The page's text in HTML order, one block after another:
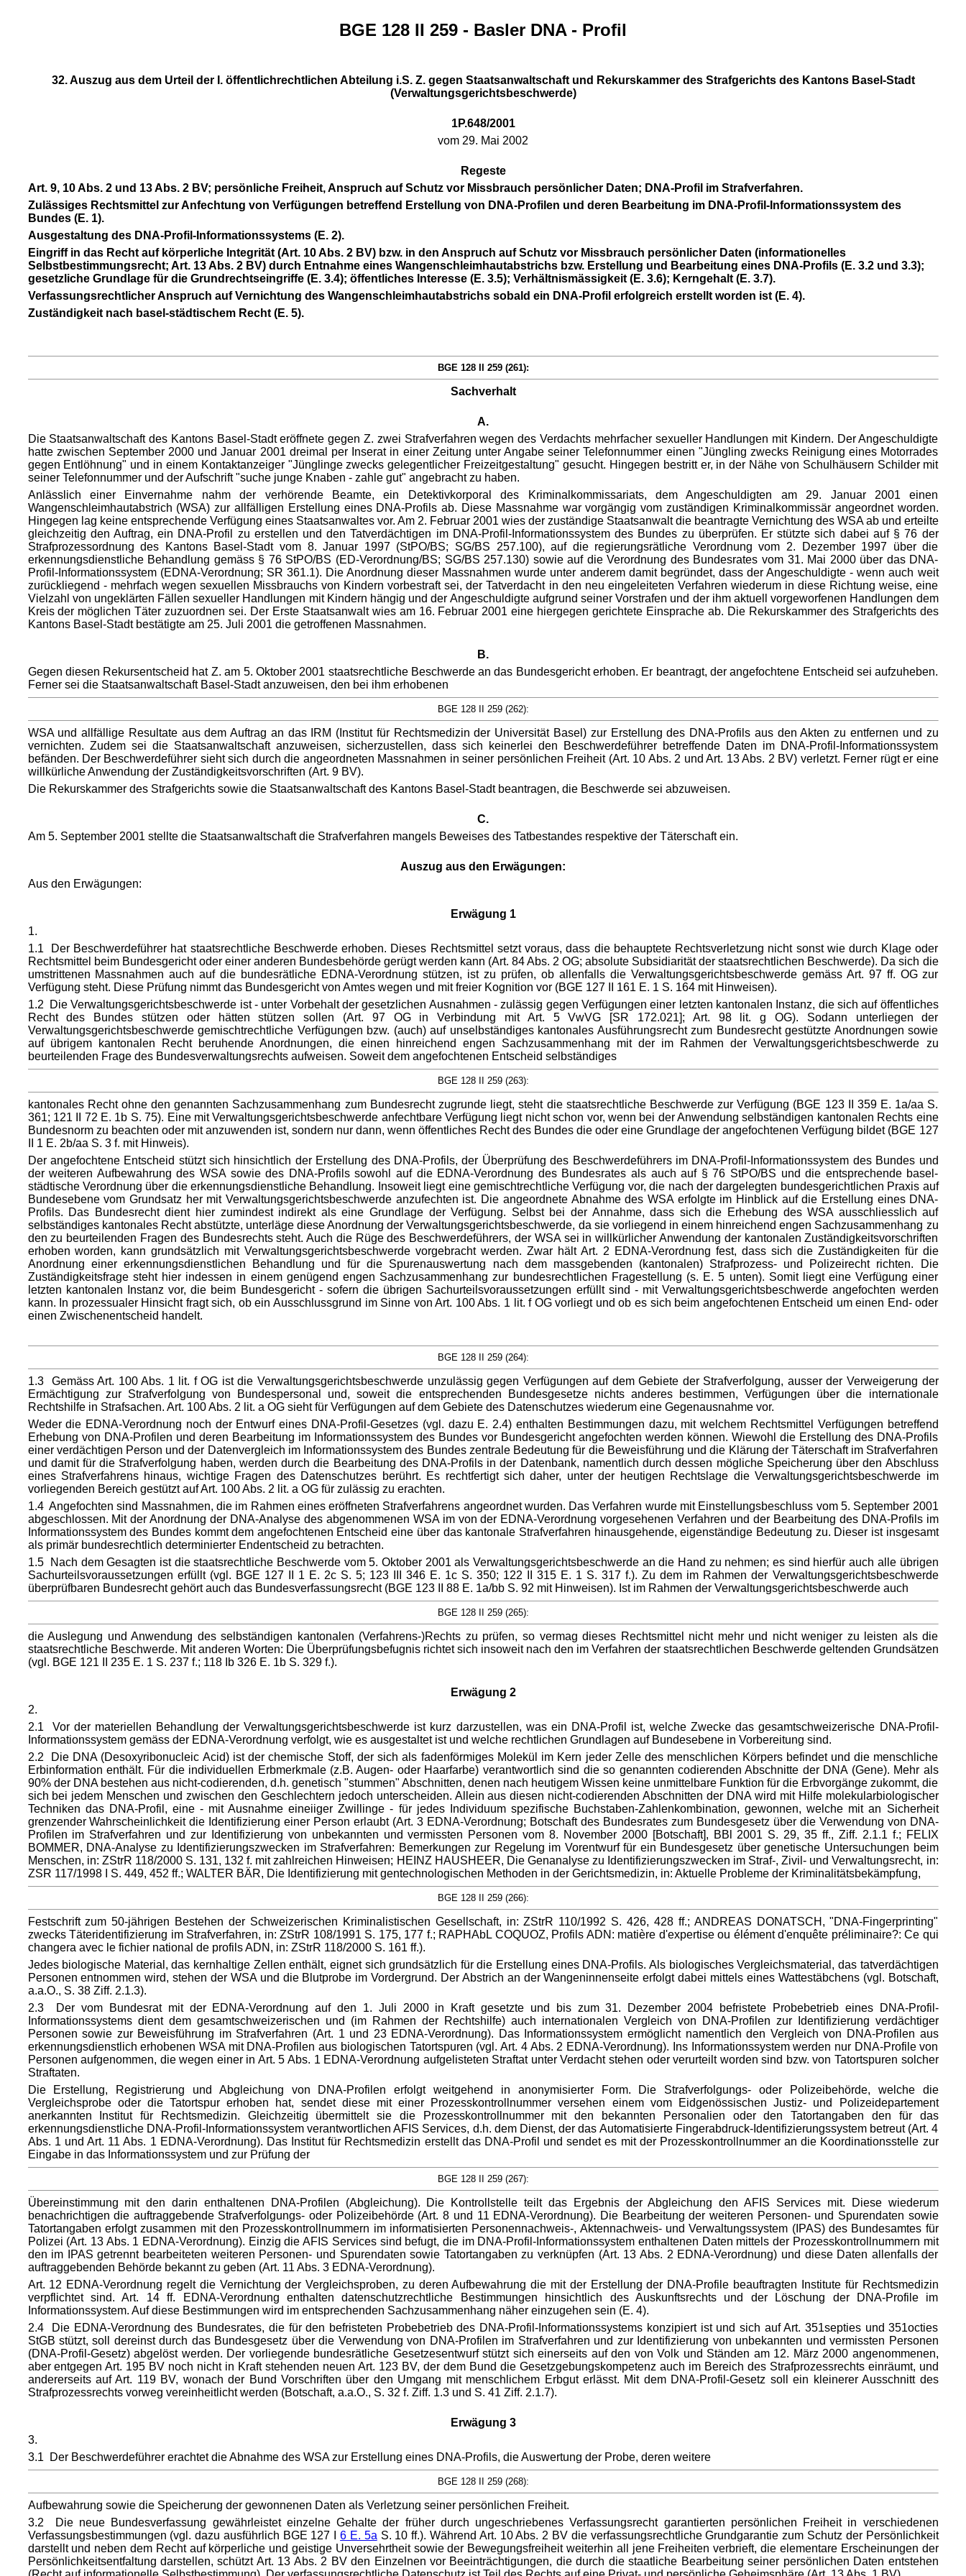
BGE 128 II 259 - Basler DNA - Profil
32. Auszug aus dem Urteil der I. öffentlichrechtlichen Abteilung i.S. Z. gegen Staatsanwaltschaft und Rekurskammer des Strafgerichts des Kantons Basel-Stadt
(Verwaltungsgerichtsbeschwerde)
1P.648/2001
vom 29. Mai 2002
Regeste
Art. 9, 10 Abs. 2 und 13 Abs. 2 BV; persönliche Freiheit, Anspruch auf Schutz vor Missbrauch persönlicher Daten; DNA-Profil im Strafverfahren.
Zulässiges Rechtsmittel zur Anfechtung von Verfügungen betreffend Erstellung von DNA-Profilen und deren Bearbeitung im DNA-Profil-Informationssystem des
Bundes (E. 1).
Ausgestaltung des DNA-Profil-Informationssystems (E. 2).
Eingriff in das Recht auf körperliche Integrität (Art. 10 Abs. 2 BV) bzw. in den Anspruch auf Schutz vor Missbrauch persönlicher Daten (informationelles
Selbstbestimmungsrecht; Art. 13 Abs. 2 BV) durch Entnahme eines Wangenschleimhautabstrichs bzw. Erstellung und Bearbeitung eines DNA-Profils (E. 3.2 und 3.3);
gesetzliche Grundlage für die Grundrechtseingriffe (E. 3.4); öffentliches Interesse (E. 3.5); Verhältnismässigkeit (E. 3.6); Kerngehalt (E. 3.7).
Verfassungsrechtlicher Anspruch auf Vernichtung des Wangenschleimhautabstrichs sobald ein DNA-Profil erfolgreich erstellt worden ist (E. 4).
Zuständigkeit nach basel-städtischem Recht (E. 5).
BGE 128 II 259 (261):
Sachverhalt
A.
Die Staatsanwaltschaft des Kantons Basel-Stadt eröffnete gegen Z. zwei Strafverfahren wegen des Verdachts mehrfacher sexueller Handlungen mit Kindern. Der Angeschuldigte
hatte zwischen September 2000 und Januar 2001 dreimal per Inserat in einer Zeitung unter Angabe seiner Telefonnummer einen "Jüngling zwecks Reinigung eines Motorrades
gegen Entlöhnung" und in einem Kontaktanzeiger "Jünglinge zwecks gelegentlicher Freizeitgestaltung" gesucht. Hingegen bestritt er, in der Nähe von Schulhäusern Schilder mit
seiner Telefonnummer und der Aufschrift "suche junge Knaben - zahle gut" angebracht zu haben.
Anlässlich einer Einvernahme nahm der verhörende Beamte, ein Detektivkorporal des Kriminalkommissariats, dem Angeschuldigten am 29. Januar 2001 einen
Wangenschleimhautabstrich (WSA) zur allfälligen Erstellung eines DNA-Profils ab. Diese Massnahme war vorgängig vom zuständigen Kriminalkommissär angeordnet worden.
Hingegen lag keine entsprechende Verfügung eines Staatsanwaltes vor. Am 2. Februar 2001 wies der zuständige Staatsanwalt die beantragte Vernichtung des WSA ab und erteilte
gleichzeitig den Auftrag, ein DNA-Profil zu erstellen und den Tatverdächtigen im DNA-Profil-Informationssystem des Bundes zu überprüfen. Er stützte sich dabei auf § 76 der
Strafprozessordnung des Kantons Basel-Stadt vom 8. Januar 1997 (StPO/BS; SG/BS 257.100), auf die regierungsrätliche Verordnung vom 2. Dezember 1997 über die
erkennungsdienstliche Behandlung gemäss § 76 StPO/BS (ED-Verordnung/BS; SG/BS 257.130) sowie auf die Verordnung des Bundesrates vom 31. Mai 2000 über das DNA-
Profil-Informationssystem (EDNA-Verordnung; SR 361.1). Die Anordnung dieser Massnahmen wurde unter anderem damit begründet, dass der Angeschuldigte - wenn auch weit
zurückliegend - mehrfach wegen sexuellen Missbrauchs von Kindern vorbestraft sei, der Tatverdacht in den neu eingeleiteten Verfahren wiederum in diese Richtung weise, eine
Vielzahl von ungeklärten Fällen sexueller Handlungen mit Kindern hängig und der Angeschuldigte aufgrund seiner Vorstrafen und der ihm aktuell vorgeworfenen Handlungen dem
Kreis der möglichen Täter zuzuordnen sei. Der Erste Staatsanwalt wies am 16. Februar 2001 eine hiergegen gerichtete Einsprache ab. Die Rekurskammer des Strafgerichts des
Kantons Basel-Stadt bestätigte am 25. Juli 2001 die getroffenen Massnahmen.
B.
Gegen diesen Rekursentscheid hat Z. am 5. Oktober 2001 staatsrechtliche Beschwerde an das Bundesgericht erhoben. Er beantragt, der angefochtene Entscheid sei aufzuheben.
Ferner sei die Staatsanwaltschaft Basel-Stadt anzuweisen, den bei ihm erhobenen
BGE 128 II 259 (262):
WSA und allfällige Resultate aus dem Auftrag an das IRM (Institut für Rechtsmedizin der Universität Basel) zur Erstellung des DNA-Profils aus den Akten zu entfernen und zu
vernichten. Zudem sei die Staatsanwaltschaft anzuweisen, sicherzustellen, dass sich keinerlei den Beschwerdeführer betreffende Daten im DNA-Profil-Informationssystem
befänden. Der Beschwerdeführer sieht sich durch die angeordneten Massnahmen in seiner persönlichen Freiheit (Art. 10 Abs. 2 und Art. 13 Abs. 2 BV) verletzt. Ferner rügt er eine
willkürliche Anwendung der Zuständigkeitsvorschriften (Art. 9 BV).
Die Rekurskammer des Strafgerichts sowie die Staatsanwaltschaft des Kantons Basel-Stadt beantragen, die Beschwerde sei abzuweisen.
C.
Am 5. September 2001 stellte die Staatsanwaltschaft die Strafverfahren mangels Beweises des Tatbestandes respektive der Täterschaft ein.
Auszug aus den Erwägungen:
Aus den Erwägungen:
Erwägung 1
1.
1.1 Der Beschwerdeführer hat staatsrechtliche Beschwerde erhoben. Dieses Rechtsmittel setzt voraus, dass die behauptete Rechtsverletzung nicht sonst wie durch Klage oder
Rechtsmittel beim Bundesgericht oder einer anderen Bundesbehörde gerügt werden kann (Art. 84 Abs. 2 OG; absolute Subsidiarität der staatsrechtlichen Beschwerde). Da sich die
umstrittenen Massnahmen auch auf die bundesrätliche EDNA-Verordnung stützen, ist zu prüfen, ob allenfalls die Verwaltungsgerichtsbeschwerde gemäss Art. 97 ff. OG zur
Verfügung steht. Diese Prüfung nimmt das Bundesgericht von Amtes wegen und mit freier Kognition vor (BGE 127 II 161 E. 1 S. 164 mit Hinweisen).
1.2 Die Verwaltungsgerichtsbeschwerde ist - unter Vorbehalt der gesetzlichen Ausnahmen - zulässig gegen Verfügungen einer letzten kantonalen Instanz, die sich auf öffentliches
Recht des Bundes stützen oder hätten stützen sollen (Art. 97 OG in Verbindung mit Art. 5 VwVG [SR 172.021]; Art. 98 lit. g OG). Sodann unterliegen der
Verwaltungsgerichtsbeschwerde gemischtrechtliche Verfügungen bzw. (auch) auf unselbständiges kantonales Ausführungsrecht zum Bundesrecht gestützte Anordnungen sowie
auf übrigem kantonalen Recht beruhende Anordnungen, die einen hinreichend engen Sachzusammenhang mit der im Rahmen der Verwaltungsgerichtsbeschwerde zu
beurteilenden Frage des Bundesverwaltungsrechts aufweisen. Soweit dem angefochtenen Entscheid selbständiges
BGE 128 II 259 (263):
kantonales Recht ohne den genannten Sachzusammenhang zum Bundesrecht zugrunde liegt, steht die staatsrechtliche Beschwerde zur Verfügung (BGE 123 II 359 E. 1a/aa S.
361; 121 II 72 E. 1b S. 75). Eine mit Verwaltungsgerichtsbeschwerde anfechtbare Verfügung liegt nicht schon vor, wenn bei der Anwendung selbständigen kantonalen Rechts eine
Bundesnorm zu beachten oder mit anzuwenden ist, sondern nur dann, wenn öffentliches Recht des Bundes die oder eine Grundlage der angefochtenen Verfügung bildet (BGE 127
II 1 E. 2b/aa S. 3 f. mit Hinweis).
Der angefochtene Entscheid stützt sich hinsichtlich der Erstellung des DNA-Profils, der Überprüfung des Beschwerdeführers im DNA-Profil-Informationssystem des Bundes und
der weiteren Aufbewahrung des WSA sowie des DNA-Profils sowohl auf die EDNA-Verordnung des Bundesrates als auch auf § 76 StPO/BS und die entsprechende basel-
städtische Verordnung über die erkennungsdienstliche Behandlung. Insoweit liegt eine gemischtrechtliche Verfügung vor, die nach der dargelegten bundesgerichtlichen Praxis auf
Bundesebene vom Grundsatz her mit Verwaltungsgerichtsbeschwerde anzufechten ist. Die angeordnete Abnahme des WSA erfolgte im Hinblick auf die Erstellung eines DNA-
Profils. Das Bundesrecht dient hier zumindest indirekt als eine Grundlage der Verfügung. Selbst bei der Annahme, dass sich die Erhebung des WSA ausschliesslich auf
selbständiges kantonales Recht abstützte, unterläge diese Anordnung der Verwaltungsgerichtsbeschwerde, da sie vorliegend in einem hinreichend engen Sachzusammenhang zu
den zu beurteilenden Fragen des Bundesrechts steht. Auch die Rüge des Beschwerdeführers, der WSA sei in willkürlicher Anwendung der kantonalen Zuständigkeitsvorschriften
erhoben worden, kann grundsätzlich mit Verwaltungsgerichtsbeschwerde vorgebracht werden. Zwar hält Art. 2 EDNA-Verordnung fest, dass sich die Zuständigkeiten für die
Anordnung einer erkennungsdienstlichen Behandlung und für die Spurenauswertung nach dem massgebenden (kantonalen) Strafprozess- und Polizeirecht richten. Die
Zuständigkeitsfrage steht hier indessen in einem genügend engen Sachzusammenhang zur bundesrechtlichen Fragestellung (s. E. 5 unten). Somit liegt eine Verfügung einer
letzten kantonalen Instanz vor, die beim Bundesgericht - sofern die übrigen Sachurteilsvoraussetzungen erfüllt sind - mit Verwaltungsgerichtsbeschwerde angefochten werden
kann. In prozessualer Hinsicht fragt sich, ob ein Ausschlussgrund im Sinne von Art. 100 Abs. 1 lit. f OG vorliegt und ob es sich beim angefochtenen Entscheid um einen End- oder
einen Zwischenentscheid handelt.
BGE 128 II 259 (264):
1.3 Gemäss Art. 100 Abs. 1 lit. f OG ist die Verwaltungsgerichtsbeschwerde unzulässig gegen Verfügungen auf dem Gebiete der Strafverfolgung, ausser der Verweigerung der
Ermächtigung zur Strafverfolgung von Bundespersonal und, soweit die entsprechenden Bundesgesetze nichts anderes bestimmen, Verfügungen über die internationale
Rechtshilfe in Strafsachen. Art. 100 Abs. 2 lit. a OG sieht für Verfügungen auf dem Gebiete des Datenschutzes wiederum eine Gegenausnahme vor.
Weder die EDNA-Verordnung noch der Entwurf eines DNA-Profil-Gesetzes (vgl. dazu E. 2.4) enthalten Bestimmungen dazu, mit welchem Rechtsmittel Verfügungen betreffend
Erhebung von DNA-Profilen und deren Bearbeitung im Informationssystem des Bundes vor Bundesgericht angefochten werden können. Wiewohl die Erstellung des DNA-Profils
einer verdächtigen Person und der Datenvergleich im Informationssystem des Bundes zentrale Bedeutung für die Beweisführung und die Klärung der Täterschaft im Strafverfahren
und damit für die Strafverfolgung haben, werden durch die Bearbeitung des DNA-Profils in der Datenbank, namentlich durch dessen mögliche Speicherung über den Abschluss
eines Strafverfahrens hinaus, wichtige Fragen des Datenschutzes berührt. Es rechtfertigt sich daher, unter der heutigen Rechtslage die Verwaltungsgerichtsbeschwerde im
vorliegenden Bereich gestützt auf Art. 100 Abs. 2 lit. a OG für zulässig zu erachten.
1.4 Angefochten sind Massnahmen, die im Rahmen eines eröffneten Strafverfahrens angeordnet wurden. Das Verfahren wurde mit Einstellungsbeschluss vom 5. September 2001
abgeschlossen. Mit der Anordnung der DNA-Analyse des abgenommenen WSA im von der EDNA-Verordnung vorgesehenen Verfahren und der Bearbeitung des DNA-Profils im
Informationssystem des Bundes kommt dem angefochtenen Entscheid eine über das kantonale Strafverfahren hinausgehende, eigenständige Bedeutung zu. Dieser ist insgesamt
als primär bundesrechtlich determinierter Endentscheid zu betrachten.
1.5 Nach dem Gesagten ist die staatsrechtliche Beschwerde vom 5. Oktober 2001 als Verwaltungsgerichtsbeschwerde an die Hand zu nehmen; es sind hierfür auch alle übrigen
Sachurteilsvoraussetzungen erfüllt (vgl. BGE 127 II 1 E. 2c S. 5; 123 III 346 E. 1c S. 350; 122 II 315 E. 1 S. 317 f.). Zu dem im Rahmen der Verwaltungsgerichtsbeschwerde
überprüfbaren Bundesrecht gehört auch das Bundesverfassungsrecht (BGE 123 II 88 E. 1a/bb S. 92 mit Hinweisen). Ist im Rahmen der Verwaltungsgerichtsbeschwerde auch
BGE 128 II 259 (265):
die Auslegung und Anwendung des selbständigen kantonalen (Verfahrens-)Rechts zu prüfen, so vermag dieses Rechtsmittel nicht mehr und nicht weniger zu leisten als die
staatsrechtliche Beschwerde. Mit anderen Worten: Die Überprüfungsbefugnis richtet sich insoweit nach den im Verfahren der staatsrechtlichen Beschwerde geltenden Grundsätzen
(vgl. BGE 121 II 235 E. 1 S. 237 f.; 118 Ib 326 E. 1b S. 329 f.).
Erwägung 2
2.
2.1 Vor der materiellen Behandlung der Verwaltungsgerichtsbeschwerde ist kurz darzustellen, was ein DNA-Profil ist, welche Zwecke das gesamtschweizerische DNA-Profil-
Informationssystem gemäss der EDNA-Verordnung verfolgt, wie es ausgestaltet ist und welche rechtlichen Grundlagen auf Bundesebene in Vorbereitung sind.
2.2 Die DNA (Desoxyribonucleic Acid) ist der chemische Stoff, der sich als fadenförmiges Molekül im Kern jeder Zelle des menschlichen Körpers befindet und die menschliche
Erbinformation enthält. Für die individuellen Erbmerkmale (z.B. Augen- oder Haarfarbe) verantwortlich sind die so genannten codierenden Abschnitte der DNA (Gene). Mehr als
90% der DNA bestehen aus nicht-codierenden, d.h. genetisch "stummen" Abschnitten, denen nach heutigem Wissen keine unmittelbare Funktion für die Erbvorgänge zukommt, die
sich bei jedem Menschen und zwischen den Geschlechtern jedoch unterscheiden. Allein aus diesen nicht-codierenden Abschnitten der DNA wird mit Hilfe molekularbiologischer
Techniken das DNA-Profil, eine - mit Ausnahme eineiiger Zwillinge - für jedes Individuum spezifische Buchstaben-Zahlenkombination, gewonnen, welche mit an Sicherheit
grenzender Wahrscheinlichkeit die Identifizierung einer Person erlaubt (Art. 3 EDNA-Verordnung; Botschaft des Bundesrates zum Bundesgesetz über die Verwendung von DNA-
Profilen im Strafverfahren und zur Identifizierung von unbekannten und vermissten Personen vom 8. November 2000 [Botschaft], BBl 2001 S. 29, 35 ff., Ziff. 2.1.1 f.; FELIX
BOMMER, DNA-Analyse zu Identifizierungszwecken im Strafverfahren: Bemerkungen zur Regelung im Vorentwurf für ein Bundesgesetz über genetische Untersuchungen beim
Menschen, in: ZStrR 118/2000 S. 131, 132 f. mit zahlreichen Hinweisen; HEINZ HAUSHEER, Die Genanalyse zu Identifizierungszwecken im Straf-, Zivil- und Verwaltungsrecht, in:
ZSR 117/1998 I S. 449, 452 ff.; WALTER BÄR, Die Identifizierung mit gentechnologischen Methoden in der Gerichtsmedizin, in: Aktuelle Probleme der Kriminalitätsbekämpfung,
BGE 128 II 259 (266):
Festschrift zum 50-jährigen Bestehen der Schweizerischen Kriminalistischen Gesellschaft, in: ZStrR 110/1992 S. 426, 428 ff.; ANDREAS DONATSCH, "DNA-Fingerprinting"
zwecks Täteridentifizierung im Strafverfahren, in: ZStrR 108/1991 S. 175, 177 f.; RAPHAbL COQUOZ, Profils ADN: matière d'expertise ou élément d'enquête préliminaire?: Ce qui
changera avec le fichier national de profils ADN, in: ZStrR 118/2000 S. 161 ff.).
Jedes biologische Material, das kernhaltige Zellen enthält, eignet sich grundsätzlich für die Erstellung eines DNA-Profils. Als biologisches Vergleichsmaterial, das tatverdächtigen
Personen entnommen wird, stehen der WSA und die Blutprobe im Vordergrund. Der Abstrich an der Wangeninnenseite erfolgt dabei mittels eines Wattestäbchens (vgl. Botschaft,
a.a.O., S. 38 Ziff. 2.1.3).
2.3 Der vom Bundesrat mit der EDNA-Verordnung auf den 1. Juli 2000 in Kraft gesetzte und bis zum 31. Dezember 2004 befristete Probebetrieb eines DNA-Profil-
Informationssystems dient dem gesamtschweizerischen und (im Rahmen der Rechtshilfe) auch internationalen Vergleich von DNA-Profilen zur Identifizierung verdächtiger
Personen sowie zur Beweisführung im Strafverfahren (Art. 1 und 23 EDNA-Verordnung). Das Informationssystem ermöglicht namentlich den Vergleich von DNA-Profilen aus
erkennungsdienstlich erhobenen WSA mit DNA-Profilen aus biologischen Tatortspuren (vgl. Art. 4 Abs. 2 EDNA-Verordnung). Ins Informationssystem werden nur DNA-Profile von
Personen aufgenommen, die wegen einer in Art. 5 Abs. 1 EDNA-Verordnung aufgelisteten Straftat unter Verdacht stehen oder verurteilt worden sind bzw. von Tatortspuren solcher
Straftaten.
Die Erstellung, Registrierung und Abgleichung von DNA-Profilen erfolgt weitgehend in anonymisierter Form. Die Strafverfolgungs- oder Polizeibehörde, welche die
Vergleichsprobe oder die Tatortspur erhoben hat, sendet diese mit einer Prozesskontrollnummer versehen einem vom Eidgenössischen Justiz- und Polizeidepartement
anerkannten Institut für Rechtsmedizin. Gleichzeitig übermittelt sie die Prozesskontrollnummer mit den bekannten Personalien oder den Tatortangaben den für das
erkennungsdienstliche DNA-Profil-Informationssystem verantwortlichen AFIS Services, d.h. dem Dienst, der das Automatisierte Fingerabdruck-Identifizierungssystem betreut (Art. 4
Abs. 1 und Art. 11 Abs. 1 EDNA-Verordnung). Das Institut für Rechtsmedizin erstellt das DNA-Profil und sendet es mit der Prozesskontrollnummer an die Koordinationsstelle zur
Eingabe in das Informationssystem und zur Prüfung der
BGE 128 II 259 (267):
Übereinstimmung mit den darin enthaltenen DNA-Profilen (Abgleichung). Die Kontrollstelle teilt das Ergebnis der Abgleichung den AFIS Services mit. Diese wiederum
benachrichtigen die auftraggebende Strafverfolgungs- oder Polizeibehörde (Art. 8 und 11 EDNA-Verordnung). Die Bearbeitung der weiteren Personen- und Spurendaten sowie
Tatortangaben erfolgt zusammen mit den Prozesskontrollnummern im informatisierten Personennachweis-, Aktennachweis- und Verwaltungssystem (IPAS) des Bundesamtes für
Polizei (Art. 13 Abs. 1 EDNA-Verordnung). Einzig die AFIS Services sind befugt, die im DNA-Profil-Informationssystem enthaltenen Daten mittels der Prozesskontrollnummern mit
den im IPAS getrennt bearbeiteten weiteren Personen- und Spurendaten sowie Tatortangaben zu verknüpfen (Art. 13 Abs. 2 EDNA-Verordnung) und diese Daten allenfalls der
auftraggebenden Behörde bekannt zu geben (Art. 11 Abs. 3 EDNA-Verordnung).
Art. 12 EDNA-Verordnung regelt die Vernichtung der Vergleichsproben, zu deren Aufbewahrung die mit der Erstellung der DNA-Profile beauftragten Institute für Rechtsmedizin
verpflichtet sind. Art. 14 ff. EDNA-Verordnung enthalten datenschutzrechtliche Bestimmungen hinsichtlich des Auskunftsrechts und der Löschung der DNA-Profile im
Informationssystem. Auf diese Bestimmungen wird im entsprechenden Sachzusammenhang näher einzugehen sein (E. 4).
2.4 Die EDNA-Verordnung des Bundesrates, die für den befristeten Probebetrieb des DNA-Profil-Informationssystems konzipiert ist und sich auf Art. 351septies und 351octies
StGB stützt, soll dereinst durch das Bundesgesetz über die Verwendung von DNA-Profilen im Strafverfahren und zur Identifizierung von unbekannten und vermissten Personen
(DNA-Profil-Gesetz) abgelöst werden. Der vorliegende bundesrätliche Gesetzesentwurf stützt sich einerseits auf den von Volk und Ständen am 12. März 2000 angenommenen,
aber entgegen Art. 195 BV noch nicht in Kraft stehenden neuen Art. 123 BV, der dem Bund die Gesetzgebungskompetenz auch im Bereich des Strafprozessrechts einräumt, und
andererseits auf Art. 119 BV, wonach der Bund Vorschriften über den Umgang mit menschlichem Erbgut erlässt. Mit dem DNA-Profil-Gesetz soll ein kleinerer Ausschnitt des
Strafprozessrechts vorweg vereinheitlicht werden (Botschaft, a.a.O., S. 32 f. Ziff. 1.3 und S. 41 Ziff. 2.1.7).
Erwägung 3
3.
3.1 Der Beschwerdeführer erachtet die Abnahme des WSA zur Erstellung eines DNA-Profils, die Auswertung der Probe, deren weitere
BGE 128 II 259 (268):
Aufbewahrung sowie die Speicherung der gewonnenen Daten als Verletzung seiner persönlichen Freiheit.
3.2 Die neue Bundesverfassung gewährleistet einzelne Gehalte der früher durch ungeschriebenes Verfassungsrecht garantierten persönlichen Freiheit in verschiedenen
Verfassungsbestimmungen (vgl. dazu ausführlich BGE 127 I6 E. 5a S. 10 ff.). Während Art. 10 Abs. 2 BV die verfassungsrechtliche Grundgarantie zum Schutz der Persönlichkeit
darstellt und neben dem Recht auf körperliche und geistige Unversehrtheit sowie der Bewegungsfreiheit weiterhin all jene Freiheiten verbrieft, die elementare Erscheinungen der
Persönlichkeitsentfaltung darstellen, schützt Art. 13 Abs. 2 BV den Einzelnen vor Beeinträchtigungen, die durch die staatliche Bearbeitung seiner persönlichen Daten entstehen